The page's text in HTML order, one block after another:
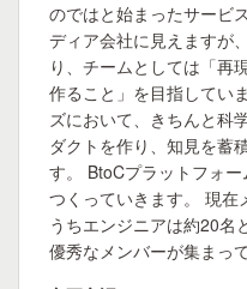
のではと始まったサービ
ディア会社に見えますが
り、チームとしては「再
作ること」を目指して
ズにおいて、きちんと科
ダクトを作り、知見を蓄
す。 BtoCプラットフォ
つくっていきます。 現在
うちエンジニアは約20名
優秀なメンバーが集まっ